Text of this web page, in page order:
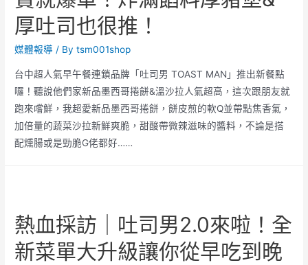
厚吐司也很推！
媒體報導 / Bytsm001shop
台中超人氣早午餐連鎖品牌「吐司男 TOAST MAN」推出新餐點
囉！聽說他們家新品墨西哥捲餅&溫沙拉人氣超高，這次跟朋友就
跑來嚐鮮，我超愛新品墨西哥捲餅，餅皮煎的軟Q並帶點焦香氣，
加倍量的蔬菜沙拉新鮮爽脆，甜酸帶微辣滋味的醬料，不論是搭
配燻腸或是勁脆G佬都好……
熱血採訪｜吐司男2.0來啦！全
新菜單大升級讓你從早吃到晚